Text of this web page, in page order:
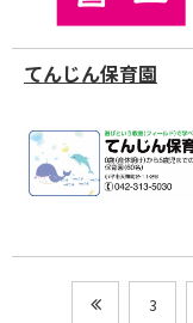
てんじん保育園
3